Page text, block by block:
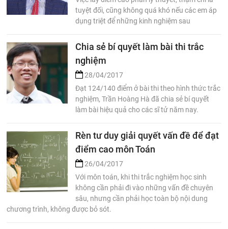
tuyệt đối, cũng không quá khó nếu các em áp
dụng triệt để những kinh nghiệm sau
Chia sẻ bí quyết làm bài thi trắc
nghiệm
28/04/2017
Đạt 124/140 điểm ở bài thi theo hình thức trắc
nghiệm, Trần Hoàng Hà đã chia sẻ bí quyết
làm bài hiệu quả cho các sĩ tử năm nay.
Rèn tư duy giải quyết vấn đề để đạt
điểm cao môn Toán
26/04/2017
Với môn toán, khi thi trắc nghiệm học sinh
không cần phải đi vào những vấn đề chuyên
sâu, nhưng cần phải học toàn bộ nội dung
chương trình, không được bỏ sót.